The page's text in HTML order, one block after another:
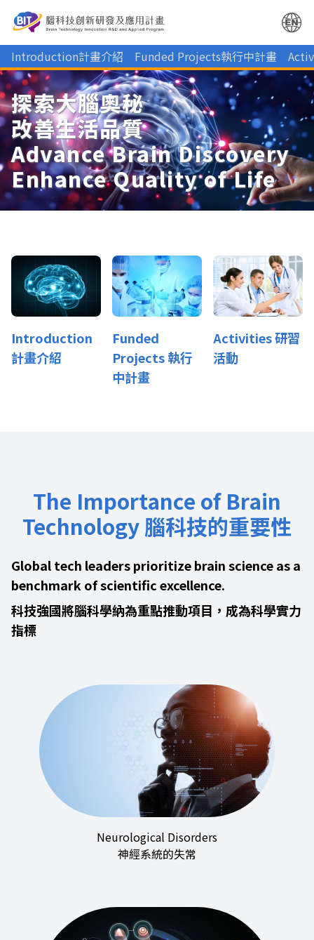
Introduction計畫介紹 Funded Projects執行中計畫
探索大腦奧秘
改善生活品質
Advance Brain Discovery
Enhance Quality of Life
Search
Introduction
計畫介紹
Funded
Projects 執行
中計畫
Activities 研習
活動
The Importance of Brain
Technology 腦科技的重要性
Global tech leaders prioritize brain science as a
benchmark of scientific excellence.
科技強國將腦科學納為重點推動項目，成為科學實力
指標
Neurological Disorders
神經系統的失常